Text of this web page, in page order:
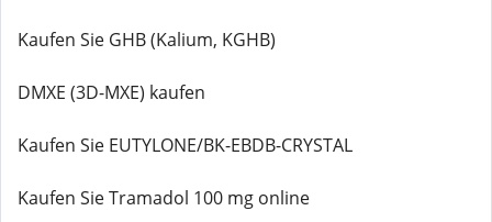
Kaufen Sie GHB (Kalium, KGHB)
DMXE (3D-MXE) kaufen
Kaufen Sie EUTYLONE/BK-EBDB-CRYSTAL
Kaufen Sie Tramadol 100 mg online